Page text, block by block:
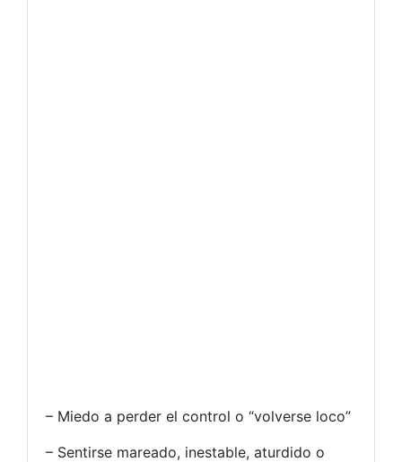
– Miedo a perder el control o “volverse loco”
– Sentirse mareado, inestable, aturdido o